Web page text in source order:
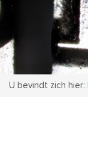
U bevindt zich hier: